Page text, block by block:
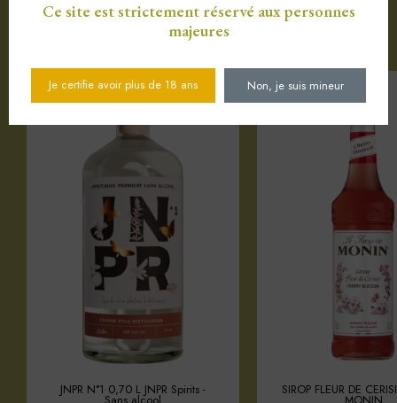
Votre sélection d'articles
JNPR N°1 0,70 L JNPR Spirits - SIROP FLEUR DE
Ce site est strictement réservé aux personnes
majeures
Je certifie avoir plus de 18 ans Non, je suis mineur